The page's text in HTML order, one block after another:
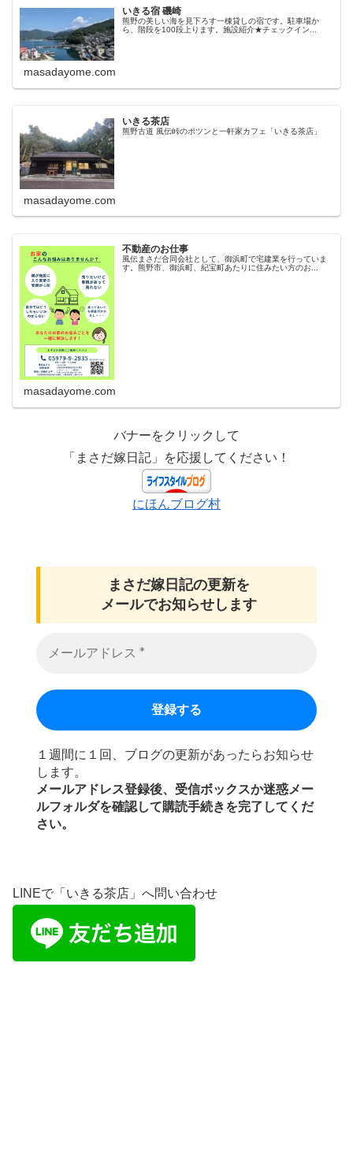
いきる宿 磯崎
熊野の美しい海を見下ろす一棟貸しの宿です。駐車場か
ら、階段を100段上ります。施設紹介★チェックイン...
masadayome.com
いきる茶店
熊野古道 風伝峠のポツンと一軒家カフェ「いきる茶店」
masadayome.com
不動産のお仕事
風伝まさだ合同会社として、御浜町で宅建業を行っていま
す。熊野市、御浜町、紀宝町あたりに住みたい方のお...
masadayome.com
バナーをクリックして
「まさだ嫁日記」を応援してください！
にほんブログ村
まさだ嫁日記の更新を
メールでお知らせします
１週間に１回、ブログの更新があったらお知らせ
します。
メールアドレス登録後、受信ボックスか迷惑メー
ルフォルダを確認して購読手続きを完了してくだ
さい。
LINEで「いきる茶店」へ問い合わせ